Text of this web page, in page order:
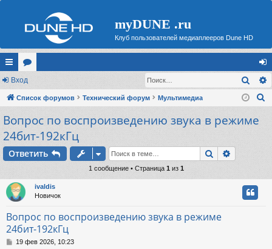
myDUNE .ru
Клуб пользователей медиаплееров Dune HD
с
ы
лк
и
ор
ум
хо
д
Вход
Список форумов Технический форум Мультимедиа
Вопрос по воспроизведению звука в режиме
24бит-192кГц
Ответить Поиск
1 сообщение • Страница 1из 1
ivaldis
Новичок
Вопрос по воспроизведению звука в режиме
24бит-192кГц
С19 фев 2026, 10:23